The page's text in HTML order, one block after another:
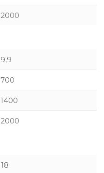
2000
9,9
700
1400
2000
18